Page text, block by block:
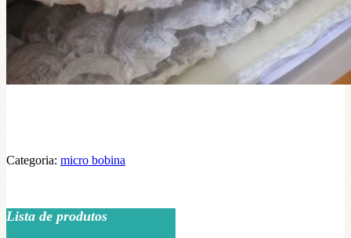
Categoria: micro bobina
Lista de produtos